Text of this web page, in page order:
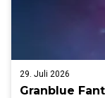
29. Juli 2026
Granblue